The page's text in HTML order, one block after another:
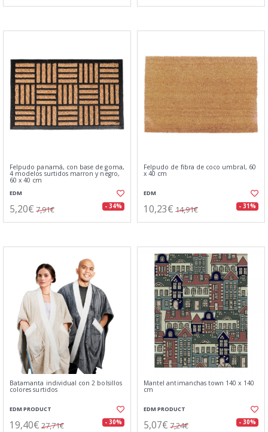
Felpudo panamá, con base de goma,
4 modelos surtidos marron y negro,
60 x 40 cm
EDM
5,20€ 7,91€ - 34%
Felpudo de fibra de coco umbral, 60
x 40 cm
EDM
10,23€ 14,91€ - 31%
Batamanta individual con 2 bolsillos
colores surtidos
EDM PRODUCT
19,40€ 27,71€ - 30%
Mantel antimanchas town 140 x 140
cm
EDM PRODUCT
5,07€ 7,24€ - 30%